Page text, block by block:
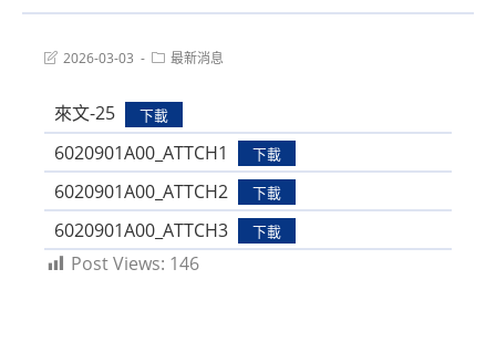
Post2026-03-03
Post最新消息
來文-25 下載
6020901A00_ATTCH1 下載
6020901A00_ATTCH2 下載
6020901A00_ATTCH3 下載
Post Views: 146